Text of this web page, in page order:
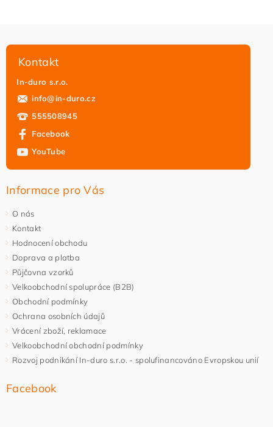
Kontakt
In-duro s.r.o.
info@in-duro.cz
555508945
Facebook
YouTube
Informace pro Vás
O nás
Kontakt
Hodnocení obchodu
Doprava a platba
Půjčovna vzorků
Velkoobchodní spolupráce (B2B)
Obchodní podmínky
Ochrana osobních údajů
Vrácení zboží, reklamace
Velkoobchodní obchodní podmínky
Rozvoj podnikání In-duro s.r.o. - spolufinancováno Evropskou unií
Facebook